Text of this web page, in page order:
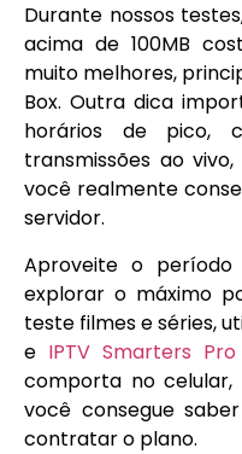
Durante nossos
acima de 100MB
muito melhores,
Box. Outra dica
horários de pico,
transmissões ao
você realmente
servidor.
Aproveite o
explorar o máximo
teste filmes e séries,
e IPTV Smarters Pro
comporta no celular,
você consegue
contratar o plano.